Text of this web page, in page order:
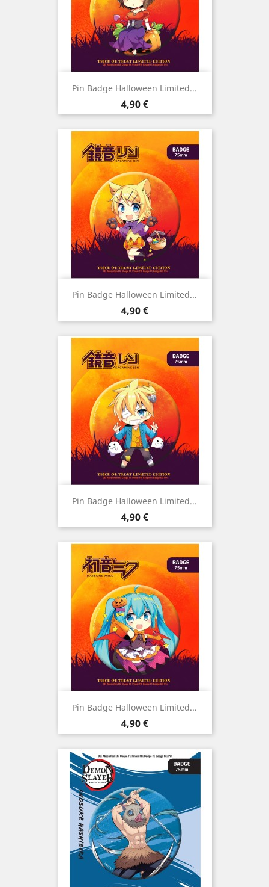
Pin Badge Halloween Limited...
Preço
4,90 €
Pin Badge Halloween Limited...
Preço
4,90 €
Pin Badge Halloween Limited...
Preço
4,90 €
Pin Badge Halloween Limited...
Preço
4,90 €